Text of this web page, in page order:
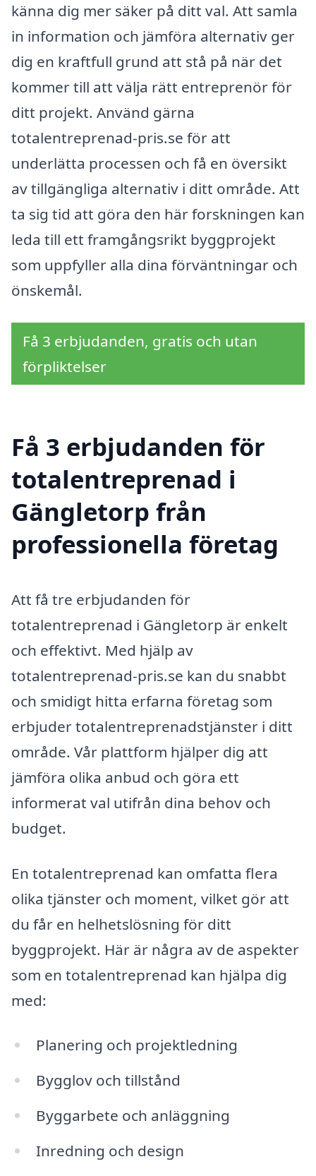
känna dig mer säker på ditt val. Att samla
in information och jämföra alternativ ger
dig en kraftfull grund att stå på när det
kommer till att välja rätt entreprenör för
ditt projekt. Använd gärna
totalentreprenad-pris.se för att
underlätta processen och få en översikt
av tillgängliga alternativ i ditt område. Att
ta sig tid att göra den här forskningen kan
leda till ett framgångsrikt byggprojekt
som uppfyller alla dina förväntningar och
önskemål.
Få 3 erbjudanden, gratis och utan
förpliktelser
Få 3 erbjudanden för
totalentreprenad i
Gängletorp från
professionella företag
Att få tre erbjudanden för
totalentreprenad i Gängletorp är enkelt
och effektivt. Med hjälp av
totalentreprenad-pris.se kan du snabbt
och smidigt hitta erfarna företag som
erbjuder totalentreprenadstjänster i ditt
område. Vår plattform hjälper dig att
jämföra olika anbud och göra ett
informerat val utifrån dina behov och
budget.
En totalentreprenad kan omfatta flera
olika tjänster och moment, vilket gör att
du får en helhetslösning för ditt
byggprojekt. Här är några av de aspekter
som en totalentreprenad kan hjälpa dig
med:
Planering och projektledning
Bygglov och tillstånd
Byggarbete och anläggning
Inredning och design